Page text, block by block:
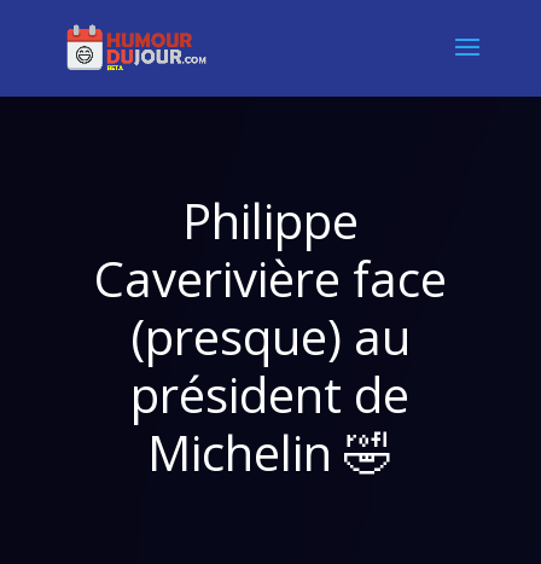
Philippe
Caverivière face
(presque) au
président de
Michelin 🤣